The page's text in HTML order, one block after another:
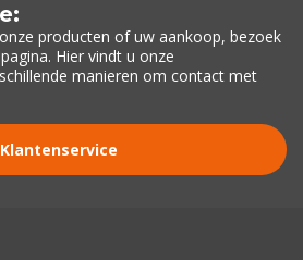
producten of uw aankoop, bezoek
Hier vindt u onze
manieren om contact met
Klantenservice